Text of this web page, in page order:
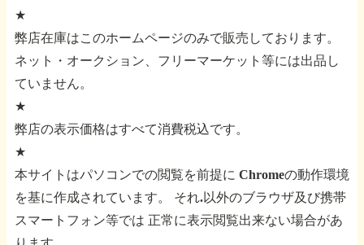
★
弊店在庫はこのホームページのみで販売しております。
ネット・オークション、フリーマーケット等には出品し
ていません。
★
弊店の表示価格はすべて消費税込です。
★
本サイトはパソコンでの閲覧を前提に Chromeの動作環境
を基に作成されています。
それ.以外のブラウザ及び携帯
スマートフォン等では 正常に表示閲覧出来ない場合があ